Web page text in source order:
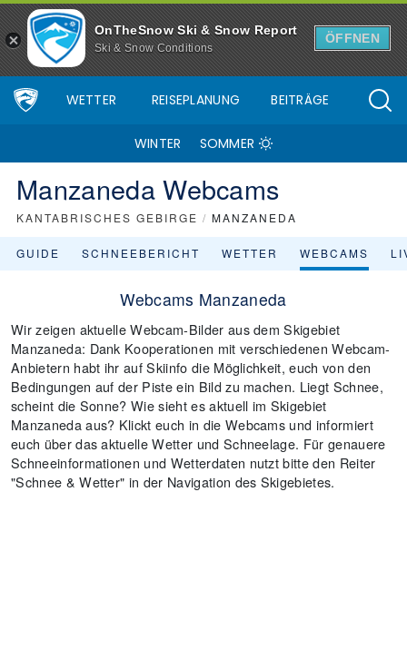
OnTheSnow Ski & Snow Report
Ski & Snow Conditions
ÖFFNEN
WETTER REISEPLANUNG BEITRÄGE
WINTER SOMMER
Manzaneda Webcams
KANTABRISCHES GEBIRGE / MANZANEDA
GUIDE SCHNEEBERICHT WETTER WEBCAMS
Webcams Manzaneda
Wir zeigen aktuelle Webcam-Bilder aus dem Skigebiet
Manzaneda: Dank Kooperationen mit verschiedenen Webcam-
Anbietern habt ihr auf Skiinfo die Möglichkeit, euch von den
Bedingungen auf der Piste ein Bild zu machen. Liegt Schnee,
scheint die Sonne? Wie sieht es aktuell im Skigebiet
Manzaneda aus? Klickt euch in die Webcams und informiert
euch über das aktuelle Wetter und Schneelage. Für genauere
Schneeinformationen und Wetterdaten nutzt bitte den Reiter
"Schnee & Wetter" in der Navigation des Skigebietes.